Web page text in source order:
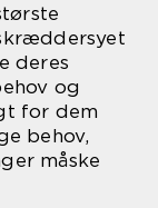
deres
og
for dem
behov,
måske